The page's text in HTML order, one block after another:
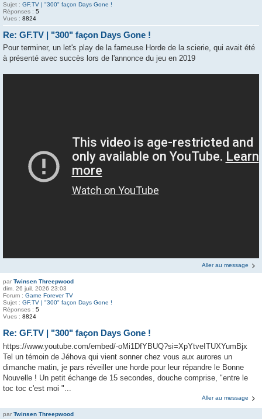
Sujet : GF.TV | "300" façon Days Gone !
Réponses : 5
Vues : 8824
Re: GF.TV | "300" façon Days Gone !
Pour terminer, un let's play de la fameuse Horde de la scierie, qui avait été
à présenté avec succès lors de l'annonce du jeu en 2019
Aller au message
par Twinsen Threepwood
dim. 26 juil. 2026 23:03
Forum : Game Forever TV
Sujet : GF.TV | "300" façon Days Gone !
Réponses : 5
Vues : 8824
Re: GF.TV | "300" façon Days Gone !
https://www.youtube.com/embed/-oMi1DfYBUQ?si=XpYtveITUXYumBjx
Tel un témoin de Jéhova qui vient sonner chez vous aux aurores un
dimanche matin, je pars réveiller une horde pour leur répandre le Bonne
Nouvelle ! Un petit échange de 15 secondes, douche comprise, "entre le
toc toc c'est moi "...
Aller au message
par Twinsen Threepwood